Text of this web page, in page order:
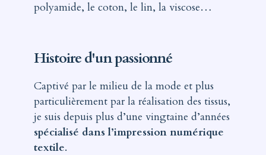
polyamide, le coton, le lin, la viscose…
Histoire d'un passionné
Captivé par le milieu de la mode et plus
particulièrement par la réalisation des tissus,
je suis depuis plus d’une vingtaine d’années
spécialisé dans l’impression numérique
textile.